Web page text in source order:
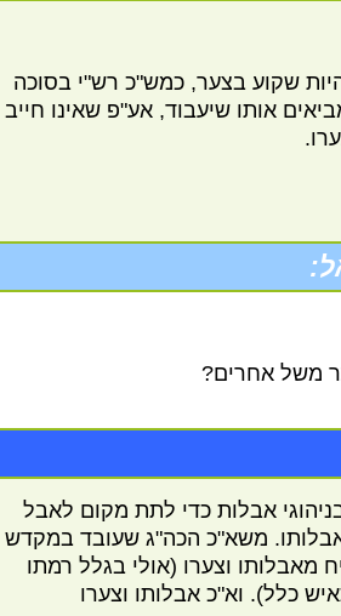
שקוע בצער, כמש"כ רש"י בסוכה
אותו שיעבוד, אע"פ שאינו חייב
משל אחרים?
אבלות כדי לתת מקום לאבל
משא"כ הכה"ג שעובד במקדש
מאבלותו וצערו (אולי בגלל רמתו
כלל). וא"כ אבלותו וצערו